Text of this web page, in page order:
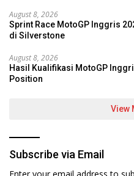
August 8, 2026
Sprint Race MotoGP Inggris
di Silverstone
August 8, 2026
Hasil Kualifikasi MotoGP
Position
View
Subscribe via Email